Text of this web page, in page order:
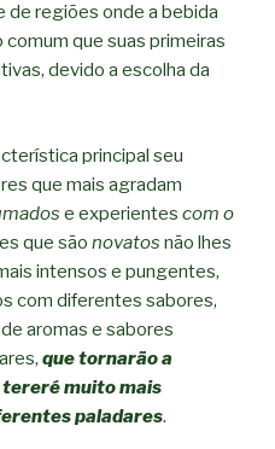
de regiões onde a bebida
que suas primeiras
devido a escolha da
principal seu
que mais agradam
e experientes com o
que são novatos não lhes
intensos e pungentes,
com diferentes sabores,
aromas e sabores
que tornarão a
tereré muito mais
paladares.